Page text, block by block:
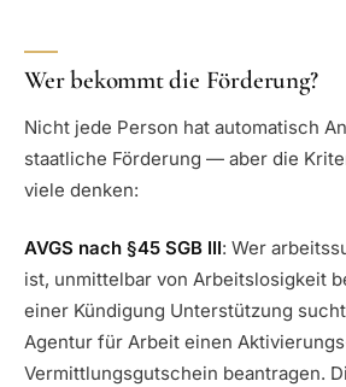
Wer bekommt die Förderung?
Nicht jede Person hat automatisch
staatliche Förderung — aber die
viele denken:
AVGS nach §45 SGB III: Wer
ist, unmittelbar von Arbeitslosigkeit
einer Kündigung Unterstützung
Agentur für Arbeit einen
Vermittlungsgutschein beantragen.